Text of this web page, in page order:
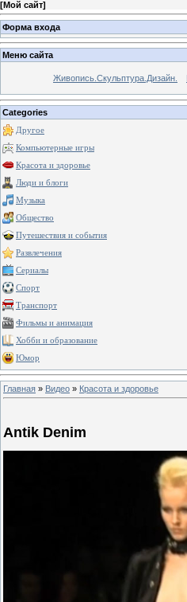
[Мой сайт]
Форма входа
Меню сайта
Живопись.Скульптура.Дизайн.
Categories
Другое
Компьютерные игры
Красота и здоровье
Люди и блоги
Музыка
Общество
Путешествия и события
Развлечения
Сериалы
Спорт
Транспорт
Фильмы и анимация
Хобби и образование
Юмор
Главная » Видео » Красота и здоровье
Antik Denim